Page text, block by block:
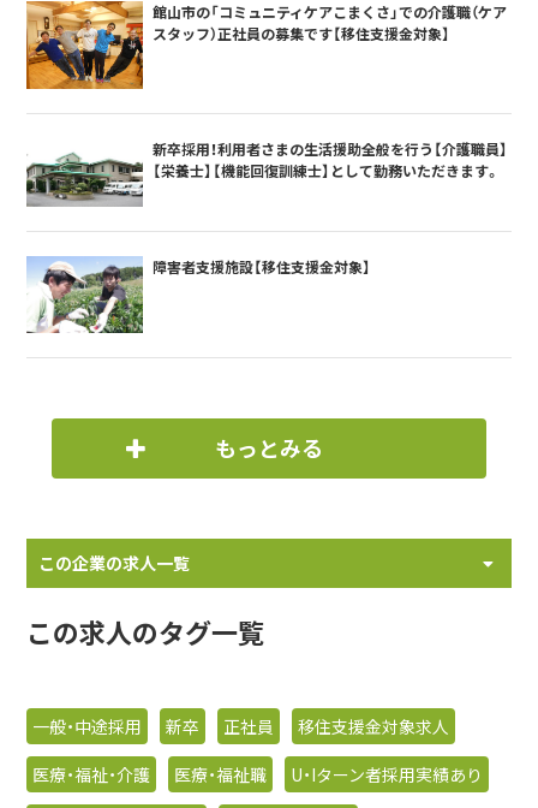
館山市の「コミュニティケアこまくさ」での介護職（ケア
スタッフ）正社員の募集です【移住支援金対象】
新卒採用！利用者さまの生活援助全般を行う【介護職員】
【栄養士】【機能回復訓練士】として勤務いただきます。
障害者支援施設【移住支援金対象】
もっとみる
この企業の求人一覧
この求人のタグ一覧
一般・中途採用 新卒 正社員
移住支援金対象求人
医療・福祉・介護
医療・福祉職
U・Iターン者採用実績あり